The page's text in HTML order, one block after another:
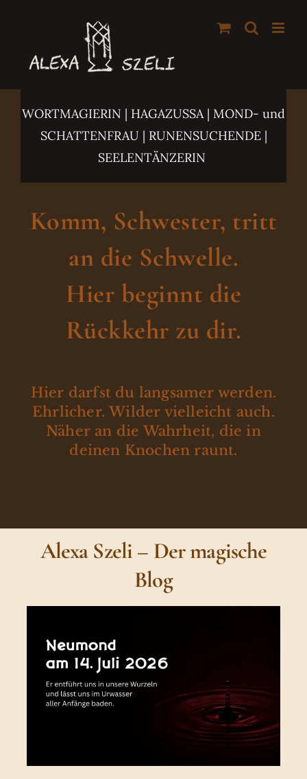
springen
WORTMAGIERIN | HAGAZUSSA | MOND- und
SCHATTENFRAU | RUNENSUCHENDE |
SEELENTÄNZERIN
Komm, Schwester, tritt
an die Schwelle.
Hier beginnt die
Rückkehr zu dir.
Hier darfst du langsamer werden.
Ehrlicher. Wilder vielleicht auch.
Näher an die Wahrheit, die in
deinen Knochen raunt.
Alexa Szeli – Der magische
Blog